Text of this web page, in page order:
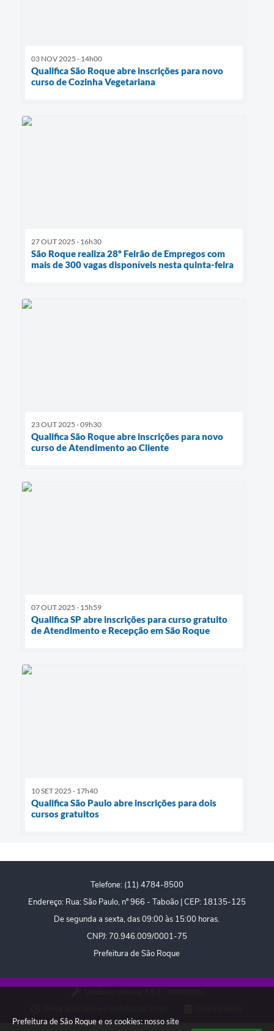
Prefeitura de São Roque e os cookies: nosso site
03 NOV 2025 - 14h00
Qualifica São Roque abre inscrições para novo
curso de Cozinha Vegetariana
27 OUT 2025 - 16h30
São Roque realiza 28º Feirão de Empregos com
mais de 300 vagas disponíveis nesta quinta-feira
23 OUT 2025 - 09h30
Qualifica São Roque abre inscrições para novo
curso de Atendimento ao Cliente
07 OUT 2025 - 15h59
Qualifica SP abre inscrições para curso gratuito
de Atendimento e Recepção em São Roque
10 SET 2025 - 17h40
Qualifica São Paulo abre inscrições para dois
cursos gratuitos
Telefone: (11) 4784-8500
Endereço: Rua: São Paulo, nº 966 - Taboão | CEP: 18135-125
De segunda a sexta, das 09:00 às 15:00 horas.
CNPJ: 70.946.009/0001-75
Prefeitura de São Roque